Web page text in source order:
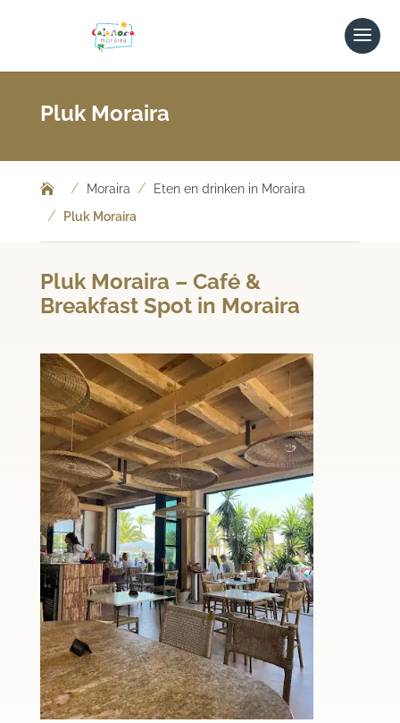
Pluk Moraira
/ Moraira / Eten en drinken in Moraira
/ Pluk Moraira
Pluk Moraira – Café &
Breakfast Spot in Moraira